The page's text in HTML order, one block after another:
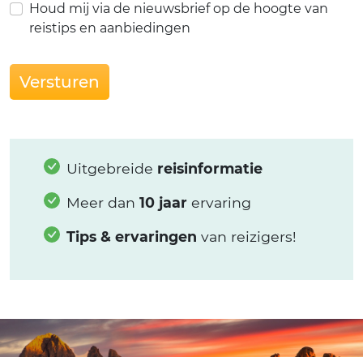
Houd mij via de nieuwsbrief op de hoogte van
reistips en aanbiedingen
Versturen
Uitgebreide reisinformatie
Meer dan 10 jaar ervaring
Tips & ervaringen van reizigers!